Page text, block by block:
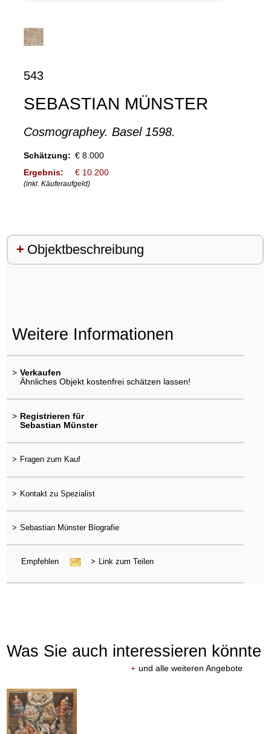
543
SEBASTIAN MÜNSTER
Cosmographey. Basel 1598.
Schätzung: € 8.000
Ergebnis:
€ 10.200
(inkl. Käuferaufgeld)
Objektbeschreibung
Weitere Informationen
> Verkaufen
Ähnliches Objekt kostenfrei schätzen lassen!
> Registrieren für
Sebastian Münster
> Fragen zum Kauf
> Kontakt zu Spezialist
> Sebastian Münster Biografie
Empfehlen > Link zum Teilen
Was Sie auch interessieren könnte
+ und alle weiteren Angebote